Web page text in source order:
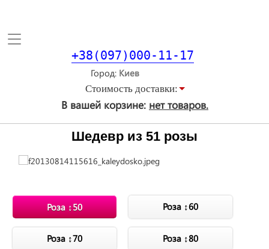
Toggle
+38(097)000-11-17
Город
Стоимость доставки:
В вашей корзине: нет товаров.
Шедевр из 51 розы
Роза ↕50 Роза ↕60
Роза ↕70 Роза ↕80